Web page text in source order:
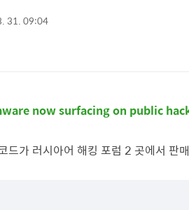
31. 09:04
now surfacing on public
가 러시아어 해킹 포럼 2 곳에서 판